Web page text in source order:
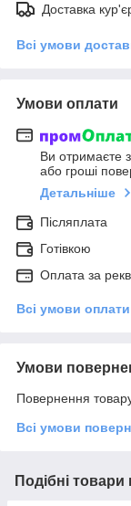
Доставка
Всі умови
Умови оплати
Ви отримаєте
або гроші
Детальніше
Післяплата
Готівкою
Оплата за
Всі умови оплати
Умови
Повернення
Всі умови
Подібні товари